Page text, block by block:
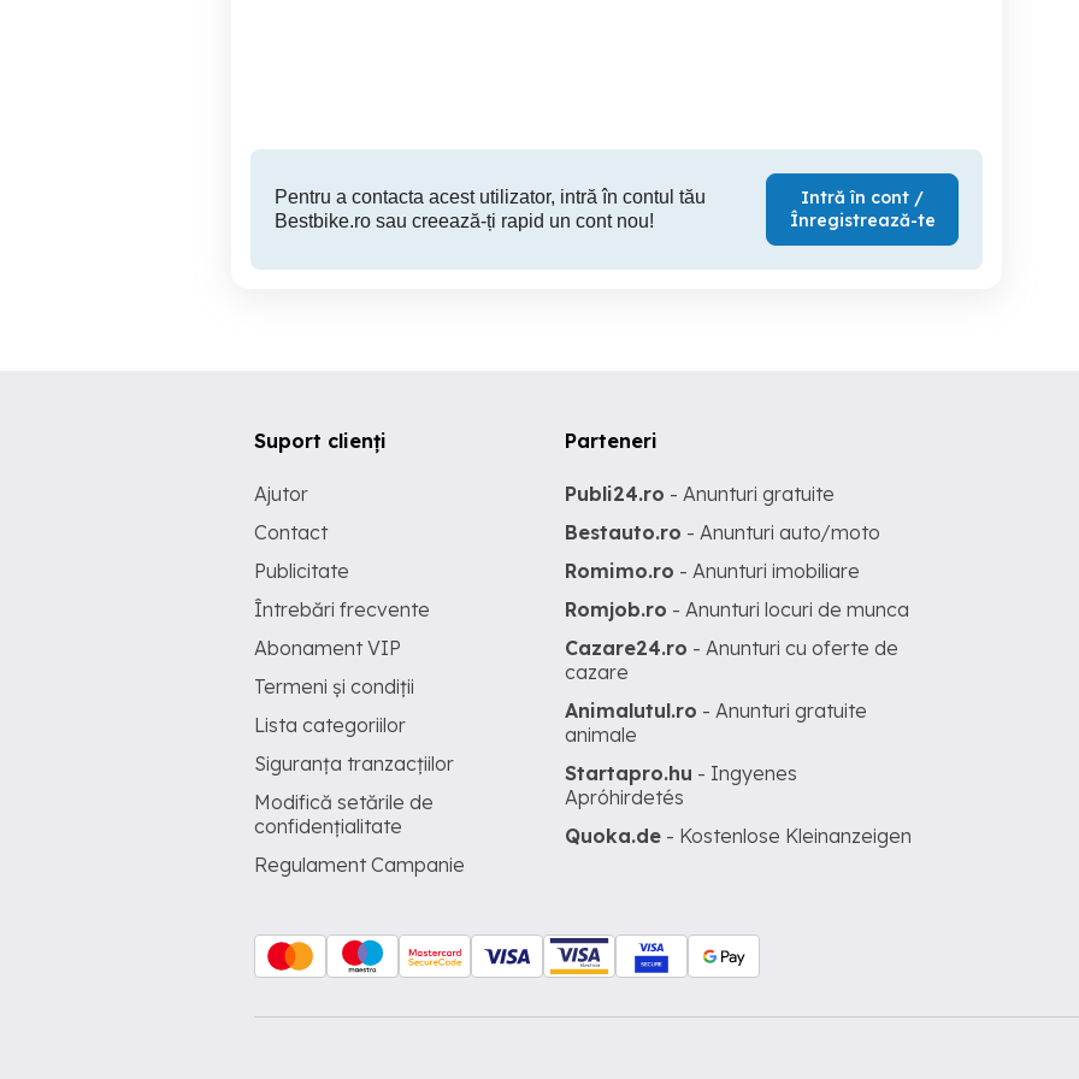
Pentru a contacta acest utilizator, intră în contul tău
Bestbike.ro sau creează-ți rapid un cont nou!
Intră în cont /
Înregistrează-te
Suport clienți
Ajutor
Contact
Publicitate
Întrebări frecvente
Abonament VIP
Termeni și condiții
Lista categoriilor
Siguranța tranzacțiilor
Modifică setările de
confidențialitate
Regulament Campanie
Parteneri
Publi24.ro - Anunturi gratuite
Bestauto.ro - Anunturi auto/moto
Romimo.ro - Anunturi imobiliare
Romjob.ro - Anunturi locuri de munca
Cazare24.ro - Anunturi cu oferte de
cazare
Animalutul.ro - Anunturi gratuite
animale
Startapro.hu - Ingyenes
Apróhirdetés
Quoka.de - Kostenlose Kleinanzeigen